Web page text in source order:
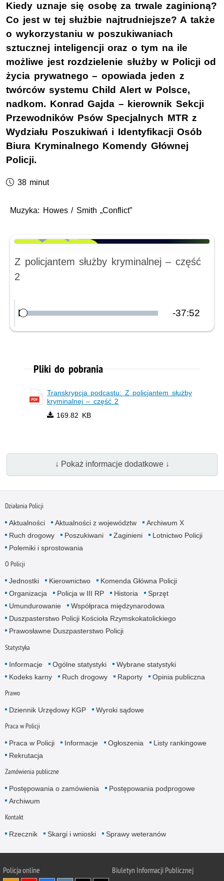
Kiedy uznaje się osobę za trwale zaginioną?
Co jest w tej służbie najtrudniejsze? A także
o wykorzystaniu w poszukiwaniach
sztucznej inteligencji oraz o tym na ile
możliwe jest rozdzielenie służby w Policji od
życia prywatnego – opowiada jeden z
twórców systemu Child Alert w Polsce,
nadkom. Konrad Gajda – kierownik Sekcji
Przewodników Psów Specjalnych MTR z
Wydziału Poszukiwań i Identyfikacji Osób
Biura Kryminalnego Komendy Głównej
Policji.
Czas trwania podcastu:
38 minut
Muzyka: Howes / Smith „Conflict”
Nagranie audio
Z policjantem służby kryminalnej – część
2
Odtwórz
Załadowany:
Pozostały
-37:52
Pliki do pobrania
Transkrypcja podcastu: Z policjantem służby
kryminalnej – część 2
169.82 KB
↓ Pokaż informacje dodatkowe ↓
Działania Policji
Aktualności Aktualności z województw
Archiwum X
Ruch drogowy
Poszukiwani Zaginieni
Lotnictwo Policji
Polemiki i sprostowania
O Policji
Jednostki Kierownictwo
Komenda Główna Policji
Organizacja
Policja w III RP Historia
Sprzęt
Umundurowanie
Współpraca międzynarodowa
Duszpasterstwo Policji Kościoła Rzymskokatolickiego
Prawosławne Duszpasterstwo Policji
Statystyka
Informacje Ogólne statystyki
Wybrane statystyki
Kodeks karny
Ruch drogowy Raporty Opinia publiczna
Prawo
Dziennik Urzędowy KGP Wyroki sądowe
Praca w Policji
Praca w Policji Informacje Ogłoszenia
Listy rankingowe
Rekrutacja
Zamówienia publiczne
Postępowania o zamówienia
Postępowania podprogowe
Archiwum
Kontakt
Rzecznik Skargi i wnioski Sprawy weteranów
Policjaonline Biuletyn Informacji Publicznej